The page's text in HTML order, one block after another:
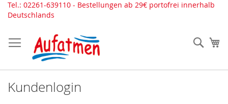
Direkt
zum
Tel.: 02261-639110 - Bestellungen ab 29€ portofrei innerhalb
Deutschlands
Kundenlogin